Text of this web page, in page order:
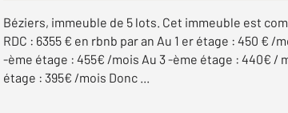
Béziers, immeuble de 5 lots. Cet immeuble est
RDC : 6355 € en rbnb par an Au 1 er étage : 450 € /
-ème étage : 455€ /mois Au 3 -ème étage : 440€ /
étage : 395€ /mois Donc ...